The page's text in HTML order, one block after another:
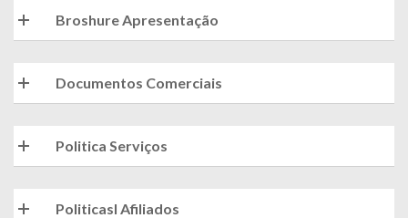
Broshure Apresentação
Documentos Comerciais
Politica Serviços
Politicasl Afiliados